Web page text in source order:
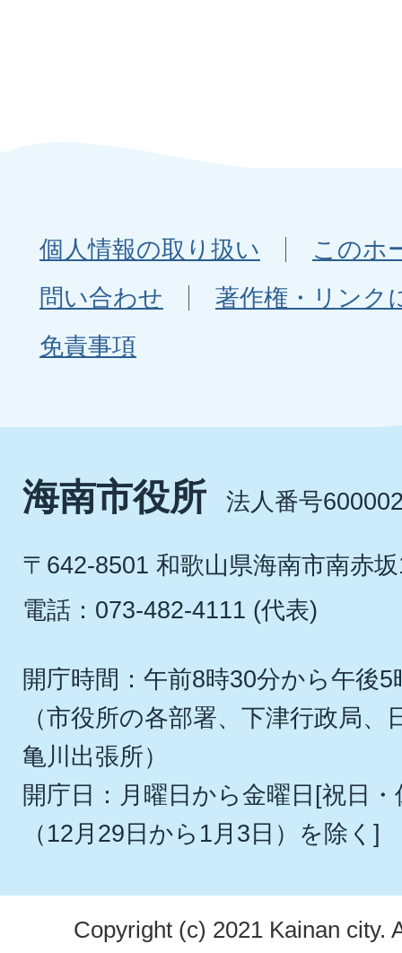
個人情報の取り扱い
このホ
問い合わせ
著作権・リンク
免責事項
海南市役所 法人番号
〒642-8501 和歌山県海南市南赤
電話：073-482-4111 (代表)
開庁時間：午前8時30分から午後5
（市役所の各部署、下津行政局
亀川出張所）
開庁日：月曜日から金曜日[祝日
（12月29日から1月3日）を除く]
Copyright (c) 2021 Kainan city.